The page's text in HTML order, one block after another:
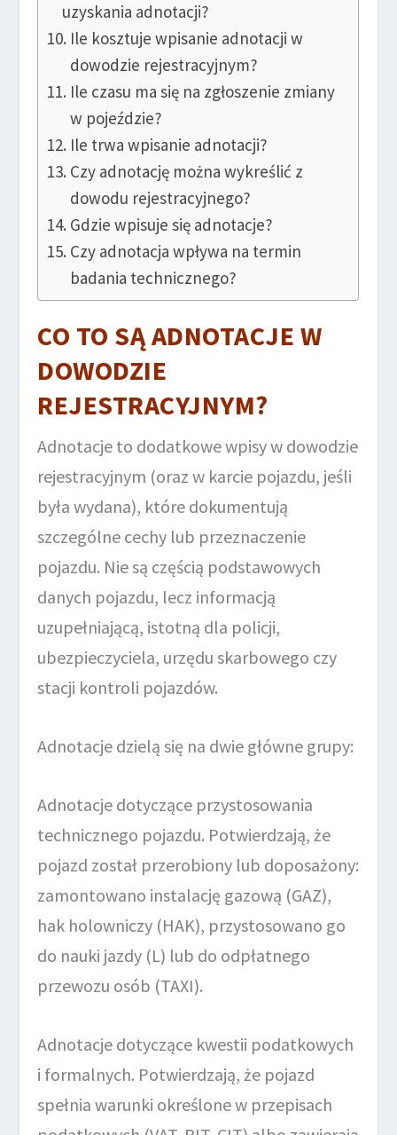
uzyskania adnotacji?
Ile kosztuje wpisanie adnotacji w
dowodzie rejestracyjnym?
Ile czasu ma się na zgłoszenie zmiany
w pojeździe?
Ile trwa wpisanie adnotacji?
Czy adnotację można wykreślić z
dowodu rejestracyjnego?
Gdzie wpisuje się adnotacje?
Czy adnotacja wpływa na termin
badania technicznego?
CO TO SĄ ADNOTACJE W
DOWODZIE
REJESTRACYJNYM?
Adnotacje to dodatkowe wpisy w dowodzie
rejestracyjnym (oraz w karcie pojazdu, jeśli
była wydana), które dokumentują
szczególne cechy lub przeznaczenie
pojazdu. Nie są częścią podstawowych
danych pojazdu, lecz informacją
uzupełniającą, istotną dla policji,
ubezpieczyciela, urzędu skarbowego czy
stacji kontroli pojazdów.
Adnotacje dzielą się na dwie główne grupy:
Adnotacje dotyczące przystosowania
technicznego pojazdu. Potwierdzają, że
pojazd został przerobiony lub doposażony:
zamontowano instalację gazową (GAZ),
hak holowniczy (HAK), przystosowano go
do nauki jazdy (L) lub do odpłatnego
przewozu osób (TAXI).
Adnotacje dotyczące kwestii podatkowych
i formalnych. Potwierdzają, że pojazd
spełnia warunki określone w przepisach